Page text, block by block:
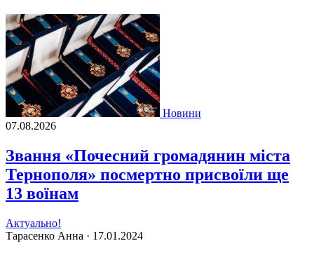
Новини
07.08.2026
Звання «Почесний громадянин міста
Тернополя» посмертно присвоїли ще
13 воїнам
Актуально!
Тарасенко Анна · 17.01.2024